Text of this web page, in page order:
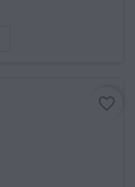
favorite_border